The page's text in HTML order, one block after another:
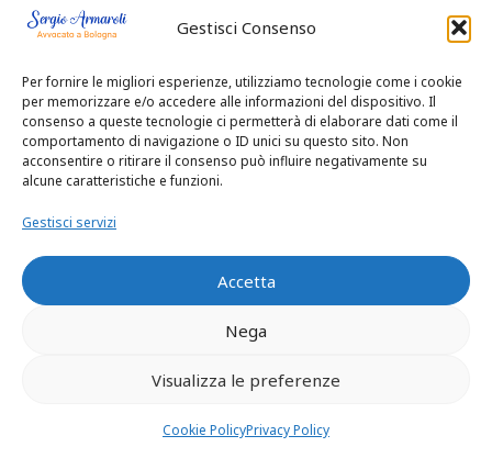
Gestisci Consenso
Per fornire le migliori esperienze, utilizziamo tecnologie come i cookie
per memorizzare e/o accedere alle informazioni del dispositivo. Il
consenso a queste tecnologie ci permetterà di elaborare dati come il
comportamento di navigazione o ID unici su questo sito. Non
acconsentire o ritirare il consenso può influire negativamente su
alcune caratteristiche e funzioni.
Gestisci servizi
Accetta
Nega
Visualizza le preferenze
Cookie PolicyPrivacy Policy
Castel del
Rio separazione,
divorzio, avvocato
divorzista ,affido
figli,casa coniugale
Castel di
Casio separazione,
divorzio, avvocato